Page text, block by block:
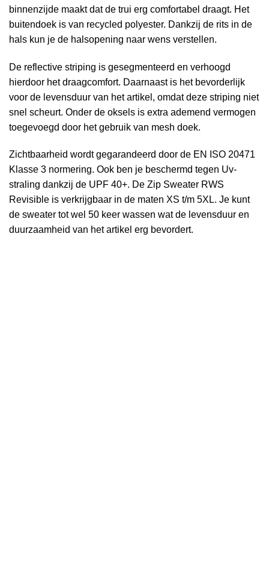
binnenzijde maakt dat de trui erg comfortabel draagt. Het
buitendoek is van recycled polyester. Dankzij de rits in de
hals kun je de halsopening naar wens verstellen.
De reflective striping is gesegmenteerd en verhoogd
hierdoor het draagcomfort. Daarnaast is het bevorderlijk
voor de levensduur van het artikel, omdat deze striping niet
snel scheurt. Onder de oksels is extra ademend vermogen
toegevoegd door het gebruik van mesh doek.
Zichtbaarheid wordt gegarandeerd door de EN ISO 20471
Klasse 3 normering. Ook ben je beschermd tegen Uv-
straling dankzij de UPF 40+. De Zip Sweater RWS
Revisible is verkrijgbaar in de maten XS t/m 5XL. Je kunt
de sweater tot wel 50 keer wassen wat de levensduur en
duurzaamheid van het artikel erg bevordert.